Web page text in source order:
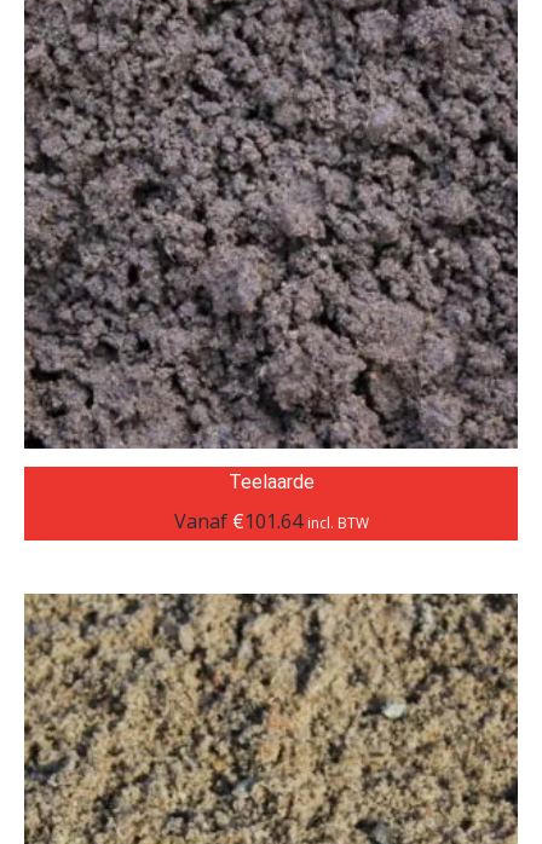
Teelaarde
Vanaf €101.64 incl. BTW